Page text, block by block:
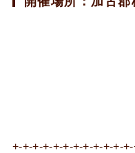
+-+-+-+-+-+-+-+-+-+-+-